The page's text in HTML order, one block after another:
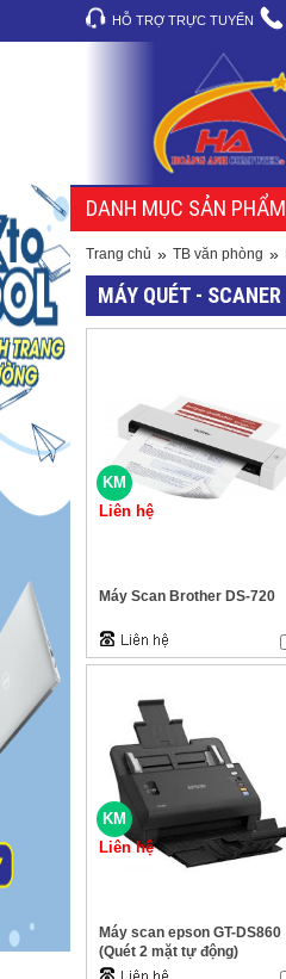
HỖ TRỢ TRỰC TUYẾN
DANH MỤC SẢN PHẨM
Trang chủ » TB văn phòng »
MÁY QUÉT - SCANER
KM
Liên hệ
Máy Scan Brother DS-720
KM
Liên hệ
Máy scan epson GT-DS860
(Quét 2 mặt tự động)